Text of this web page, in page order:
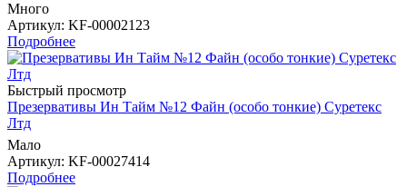
Много
Артикул: KF-00002123
Подробнее
Быстрый просмотр
Презервативы Ин Тайм №12 Файн (особо тонкие) Суретекс
Лтд
Мало
Артикул: KF-00027414
Подробнее